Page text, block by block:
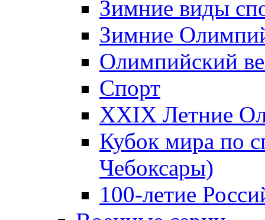
Зимние виды
Зимние
Олимпийский
Спорт
XXIX Летние
Кубок мира по
Чебоксары)
100-летие